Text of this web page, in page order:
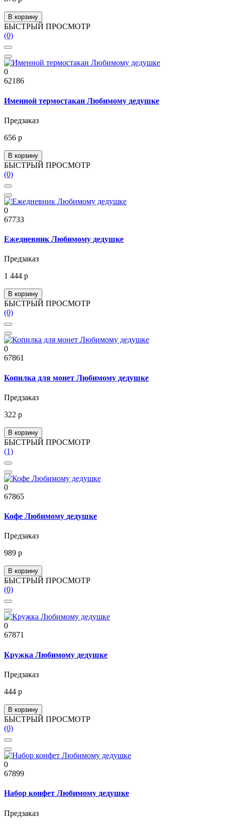
В корзину
БЫСТРЫЙ ПРОСМОТР
(0)
0
62186
Именной термостакан Любимому дедушке
Предзаказ
656 р
В корзину
БЫСТРЫЙ ПРОСМОТР
(0)
0
67733
Ежедневник Любимому дедушке
Предзаказ
1 444 р
В корзину
БЫСТРЫЙ ПРОСМОТР
(0)
0
67861
Копилка для монет Любимому дедушке
Предзаказ
322 р
В корзину
БЫСТРЫЙ ПРОСМОТР
(1)
0
67865
Кофе Любимому дедушке
Предзаказ
989 р
В корзину
БЫСТРЫЙ ПРОСМОТР
(0)
0
67871
Кружка Любимому дедушке
Предзаказ
444 р
В корзину
БЫСТРЫЙ ПРОСМОТР
(0)
0
67899
Набор конфет Любимому дедушке
Предзаказ